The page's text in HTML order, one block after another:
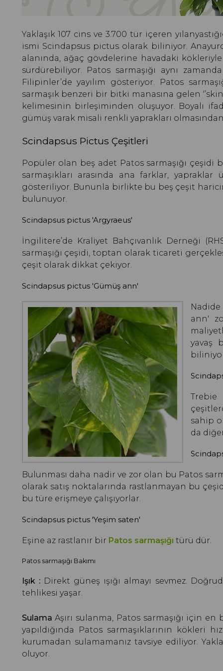
Yaklaşık 107 cins ve 3.700 tür içeren
ismi Scindapsus pictus olarak biliniyor.
alanında, ağaç gövdelerine havadaki
sürdürebiliyor. Patos sarmaşığı aynı
Filipinler’de yayılım gösteriyor. Patos
sarmaşık benzeri bir bitki manasına gelen
kelimesinin birleşiminden oluşuyor. Boyalı
gümüş varak misali renkli yaprakları
Scindapsus Pictus Çeşitleri
Popüler olan beş adet Patos sarmaşığı
sarmaşıkları arasında ana farklar,
gösteriliyor. Bununla birlikte bu beş çeşit
bulunuyor.
Scindapsus pictus 'Argyraeus'
İngilitere’de Kraliyet Bahçıvanlık Derneği
sarmaşığı çeşidi, toptan olarak ticareti
çeşit olarak dikkat çekiyor.
Scindapsus pictus 'Gümüş ann'
ann'
yavaş
sahip
da
Bulunması daha nadir ve zor olan bu Patos
olarak satış noktalarında rastlanmayan bu
bu türe erişmeye çalışıyorlar.
Scindapsus pictus 'Yeşim saten'
Eşine az rastlanır bir Patos sarmaşığı türü dür.
Patos sarmaşığı Bakımı
Işık :Direkt güneş ışığı almayı sevmez.
tehlikesi yaşar.
Sulama Aşırı sulanma, Patos sarmaşığı için
yapıldığında Patos sarmaşıklarının kökleri
kurumadan sulamamanız tavsiye ediliyor.
oluyor.